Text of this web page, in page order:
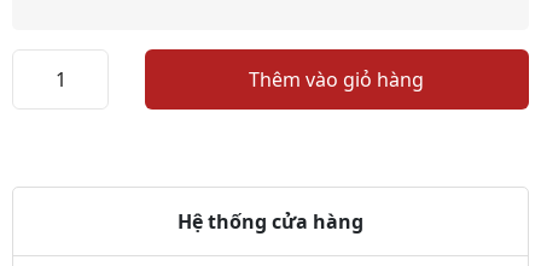
Piano
Thêm vào giỏ hàng
Hệ thống cửa hàng